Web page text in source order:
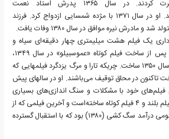
خانواده‌اش از ایران مهاجرت کردند. در سال ۱۳۶۵ پدرش استاد نعمت
الله(ذکایی)بیضایی مرحوم شد. او در سال ۱۳۷۱ با مژده شمسایی ازدواج کرد. فرزند
یک فیلم هشت میلیمتری چهار دقیقه‌ای سیاه و
سفید در سال ۱۳۴۱ آغاز کرد. پس از ساخت فیلم کوتاه «عموسبیلو» در سال ۱۳۴۹،
اولین فیلم بلندش رگبار را در سال ۱۳۵۰ ساخت. چریکه تارا و مرگ یزدگرد فیلمهایی که
سالهای ۱۳۵۷ و ۱۳۶۰ ساخت تاکنون در محاق توقیف می‌باشند. او در سالهای پیش
خود با مشکلات و سنگ اندازی‌های بسیاری
روبرو بوده‌است. او تا کنون ۹ فیلم بلند و ۴ فیلم کوتاه ساخته‌است و آخرین فیلمی که از
او پس از ۱۰ سال به نمایش عمومی درآمد سگ کشی (۱۳۸۰) بود که با استقبال گسترده